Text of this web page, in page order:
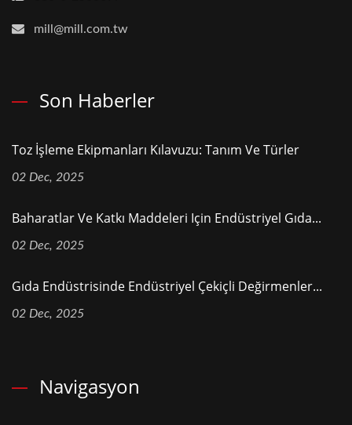
mill@mill.com.tw
Son Haberler
Toz İşleme Ekipmanları Kılavuzu: Tanım Ve Türler
02 Dec, 2025
Baharatlar Ve Katkı Maddeleri Için Endüstriyel Gıda...
02 Dec, 2025
Gıda Endüstrisinde Endüstriyel Çekiçli Değirmenler...
02 Dec, 2025
Navigasyon